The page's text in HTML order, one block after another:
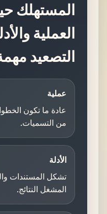
المستهلك
العملية
التصعيد
عملية
عادة ما تكون
من التسميات.
الأدلة
تشكل المستندات
المشغل النتائج.